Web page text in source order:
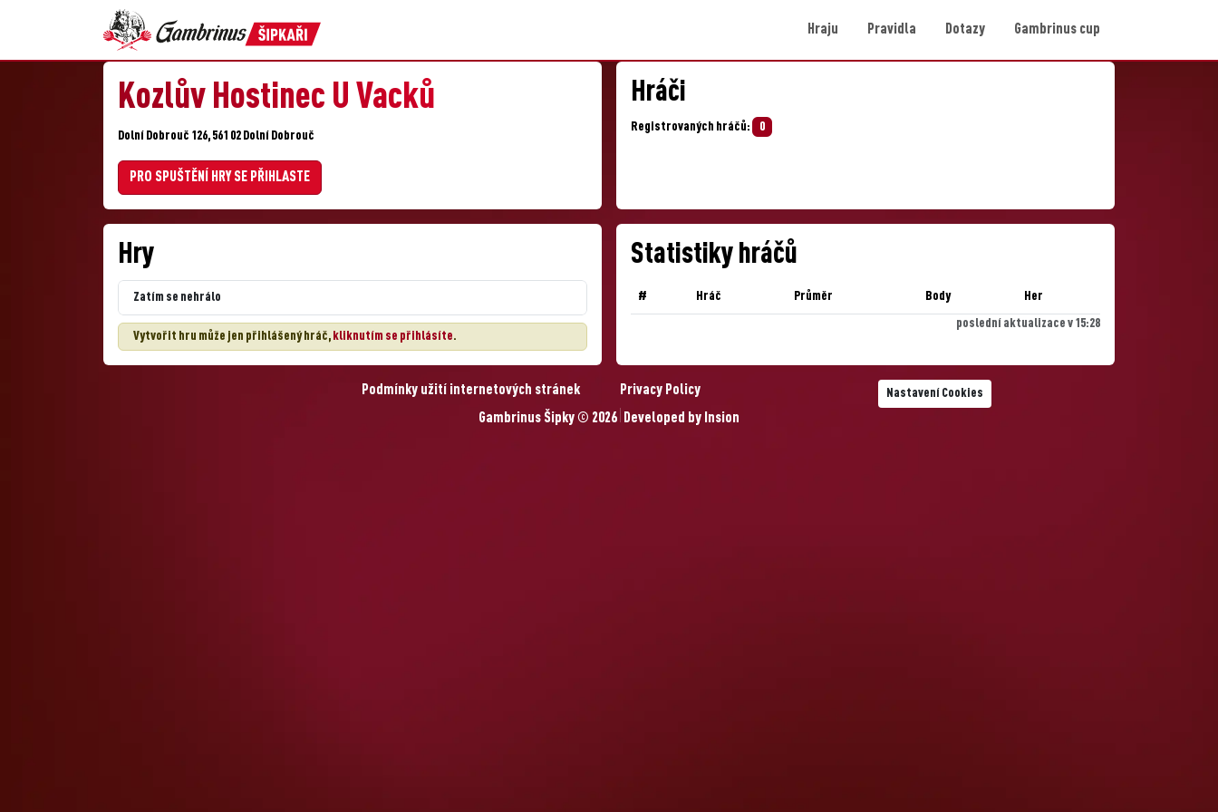
Hraju Pravidla Dotazy Gambrinus cup
Kozlův Hostinec U Vacků
Dolní Dobrouč 126, 561 02 Dolní Dobrouč
PRO SPUŠTĚNÍ HRY SE PŘIHLASTE
Hráči
Registrovaných hráčů: 0
Hry
Zatím se nehrálo
Vytvořit hru může jen přihlášený hráč, kliknutím se přihlásíte.
Statistiky hráčů
# Hráč Průměr Body Her
poslední aktualizace v 15:28
Podmínky užití internetových stránek Privacy Policy Nastavení Cookies
Gambrinus Šipky © 2026 Developed by Insion